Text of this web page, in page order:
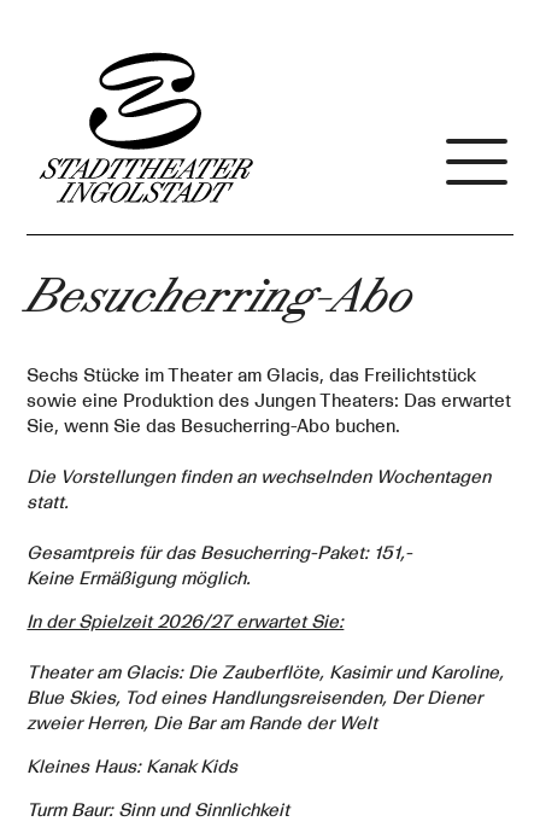
Besucherring-Abo
Sechs Stücke im Theater am Glacis, das Freilichtstück
sowie eine Produktion des Jungen Theaters: Das erwartet
Sie, wenn Sie das Besucherring-Abo buchen.
Die Vorstellungen finden an wechselnden Wochentagen
statt.
Gesamtpreis für das Besucherring-Paket: 151,-
Keine Ermäßigung möglich.
In der Spielzeit 2026/27 erwartet Sie:
Theater am Glacis: Die Zauberflöte, Kasimir und Karoline,
Blue Skies, Tod eines Handlungsreisenden, Der Diener
zweier Herren, Die Bar am Rande der Welt
Kleines Haus: Kanak Kids
Turm Baur: Sinn und Sinnlichkeit